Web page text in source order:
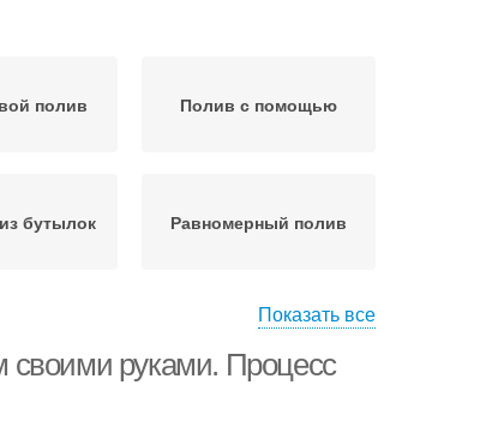
полив Полив с помощью
бутылок Равномерный полив
Показать все
своими руками. Процесс